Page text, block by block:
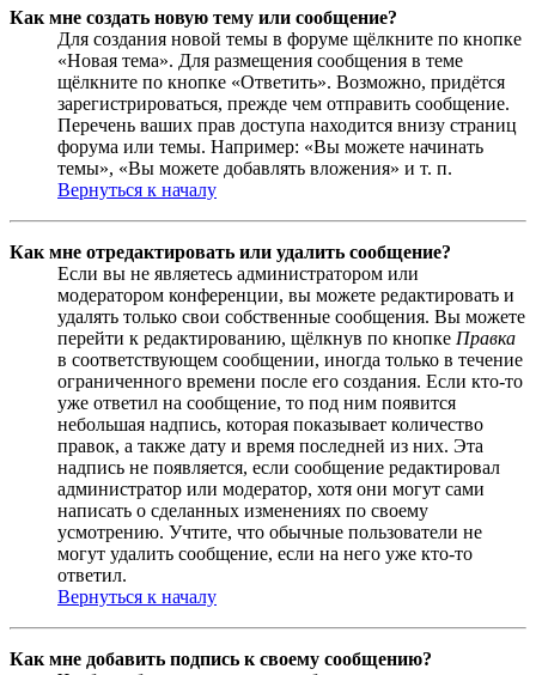
Как мне создать новую тему или сообщение?
Для создания новой темы в форуме щёлкните по кнопке
«Новая тема». Для размещения сообщения в теме
щёлкните по кнопке «Ответить». Возможно, придётся
зарегистрироваться, прежде чем отправить сообщение.
Перечень ваших прав доступа находится внизу страниц
форума или темы. Например: «Вы можете начинать
темы», «Вы можете добавлять вложения» и т. п.
Вернуться к началу
Как мне отредактировать или удалить сообщение?
Если вы не являетесь администратором или
модератором конференции, вы можете редактировать и
удалять только свои собственные сообщения. Вы можете
перейти к редактированию, щёлкнув по кнопке Правка
в соответствующем сообщении, иногда только в течение
ограниченного времени после его создания. Если кто-то
уже ответил на сообщение, то под ним появится
небольшая надпись, которая показывает количество
правок, а также дату и время последней из них. Эта
надпись не появляется, если сообщение редактировал
администратор или модератор, хотя они могут сами
написать о сделанных изменениях по своему
усмотрению. Учтите, что обычные пользователи не
могут удалить сообщение, если на него уже кто-то
ответил.
Вернуться к началу
Как мне добавить подпись к своему сообщению?